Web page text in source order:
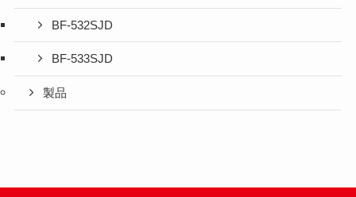
BF-532SJD
BF-533SJD
製品